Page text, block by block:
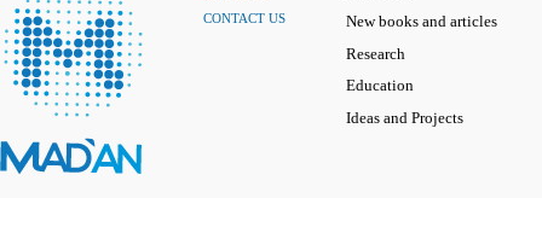
CONTACT US
New books and articles
Research
Education
Ideas and Projects